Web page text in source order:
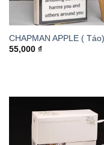
CHAPMAN APPLE ( Táo)
55,000 ₫